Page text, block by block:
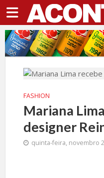
FASHION
Mariana
designer
quinta-feira, novembro